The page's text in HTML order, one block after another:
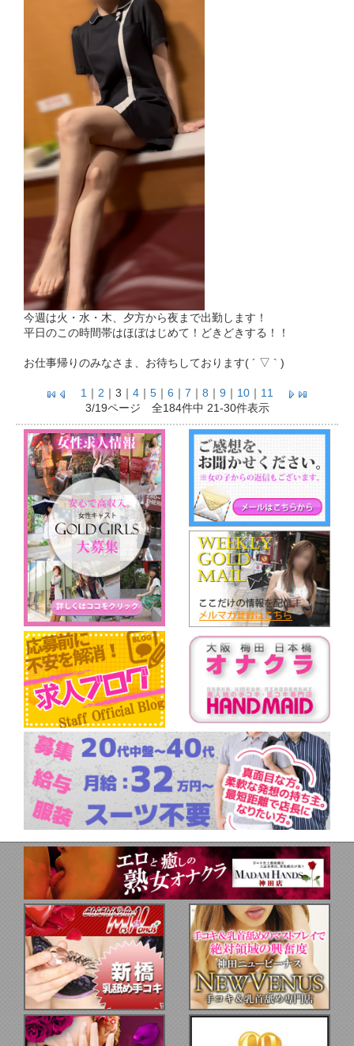
今週は火・水・木、夕方から夜まで出勤します！
平日のこの時間帯はほぼはじめて！どきどきする！！
お仕事帰りのみなさま、お待ちしております( ´ ▽ ` )
1 ｜ 2 ｜ 3 ｜ 4 ｜ 5 ｜ 6 ｜ 7 ｜ 8 ｜ 9 ｜ 10 ｜ 11
3/19ページ 全184件中 21-30件表示